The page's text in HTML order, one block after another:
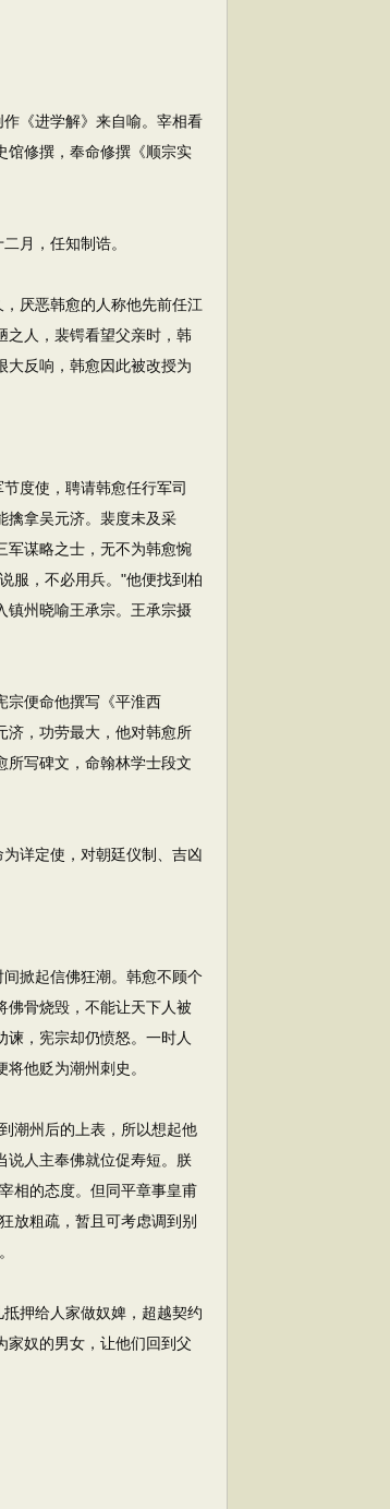
《进学解》来自喻。宰相看
馆修撰，奉命修撰《顺宗实
月，任知制诰。
厌恶韩愈的人称他先前任江
之人，裴锷看望父亲时，韩
大反响，韩愈因此被改授为
度使，聘请韩愈任行军司
擒拿吴元济。裴度未及采
军谋略之士，无不为韩愈惋
服，不必用兵。"他便找到柏
镇州晓喻王承宗。王承宗摄
便命他撰写《平淮西
济，功劳最大，他对韩愈所
所写碑文，命翰林学士段文
详定使，对朝廷仪制、吉凶
掀起信佛狂潮。韩愈不顾个
佛骨烧毁，不能让天下人被
，宪宗却仍愤怒。一时人
他贬为潮州刺史。
潮州后的上表，所以想起他
说人主奉佛就位促寿短。朕
相的态度。但同平章事皇甫
放粗疏，暂且可考虑调到别
押给人家做奴婢，超越契约
家奴的男女，让他们回到父